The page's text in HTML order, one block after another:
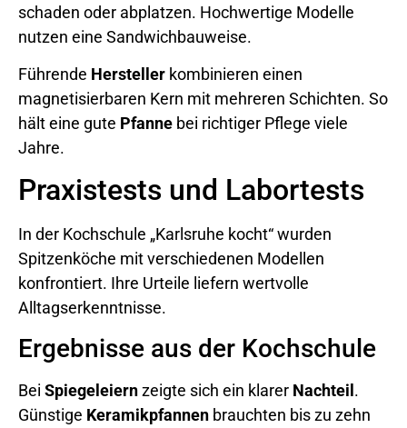
schaden oder abplatzen. Hochwertige Modelle
nutzen eine Sandwichbauweise.
Führende Hersteller kombinieren einen
magnetisierbaren Kern mit mehreren Schichten. So
hält eine gute Pfanne bei richtiger Pflege viele
Jahre.
Praxistests und Labortests
In der Kochschule „Karlsruhe kocht“ wurden
Spitzenköche mit verschiedenen Modellen
konfrontiert. Ihre Urteile liefern wertvolle
Alltagserkenntnisse.
Ergebnisse aus der Kochschule
Bei Spiegeleiernzeigte sich ein klarer Nachteil.
Günstige Keramikpfannen brauchten bis zu zehn